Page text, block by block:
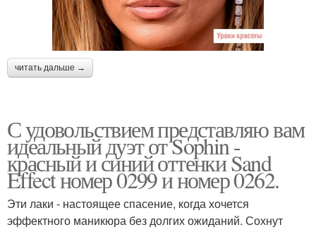
читать дальше →
С удовольствием представляю вам
идеальный дуэт от Sophin -
красный и синий оттенки Sand
Effect номер 0299 и номер 0262.
Эти лаки - настоящее спасение, когда хочется
эффектного маникюра без долгих ожиданий. Сохнут